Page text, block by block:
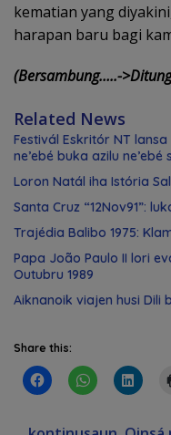
kematian yang
harapan baru bagi
(Bersambung…..-
Related News
Festivál Eskritór NT
ne’ebé buka azilu
Loron Natál iha Istória
Santa Cruz “12Nov91”:
Trajédia Balibo 1975:
Papa João Paulo II lori
Outubru 1989
Aiknanoik viajen husi
Share this: